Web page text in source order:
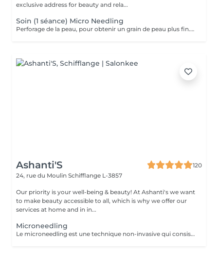
exclusive address for beauty and rela...
Soin (1 séance) Micro Needling
Perforage de la peau, pour obtenir un grain de peau plus fin. Traitement pour cicatrices, rides, pores dilatées et réparation de la peau.
Ashanti'S
120
24, rue du Moulin Schifflange L-3857
Our priority is your well-being & beauty! At Ashanti's we want
to make beauty accessible to all, which is why we offer our
services at home and in in...
Microneedling
Le microneedling est une technique non-invasive qui consiste à créer des micro-perforations sur la peau à l'aide d'une pièce à main équipée de micro-aiguilles. A chaque passage, celles-ci stimulent l'épiderme et agissent sur la circulation sanguine. La production d'élastine, de fibroblastes et de collagène, responsables de l'élasticité et de la fermeté de la peau, est relancée, ce qui densifie le derme et booste sa qualité.